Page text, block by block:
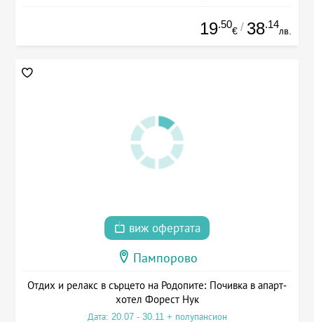
19.50
€ / 38.14
лв.
виж офертата
Пампорово
Отдих и релакс в сърцето на Родопите: Почивка в апарт-
хотел Форест Нук
Дата: 20.07 - 30.11 + полупансион